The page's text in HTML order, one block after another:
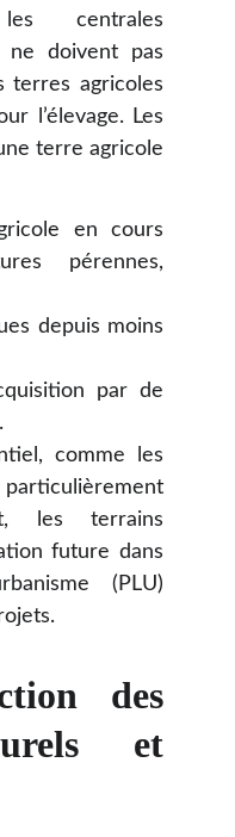
centrales
ne doivent pas
terres agricoles
l’élevage. Les
terre agricole
en cours
pérennes,
depuis moins
par de
comme les
les terrains
future dans
(PLU)
des
et